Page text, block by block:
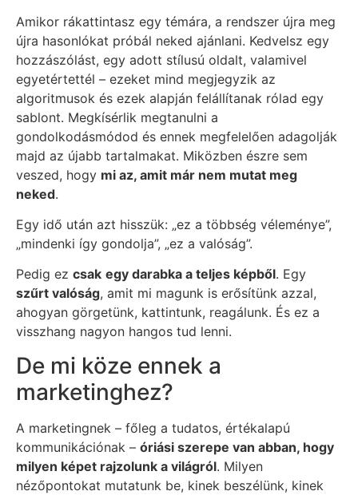
Amikor rákattintasz egy témára, a rendszer újra meg
újra hasonlókat próbál neked ajánlani. Kedvelsz egy
hozzászólást, egy adott stílusú oldalt, valamivel
egyetértettél – ezeket mind megjegyzik az
algoritmusok és ezek alapján felállítanak rólad egy
sablont. Megkísérlik megtanulni a
gondolkodásmódod és ennek megfelelően adagolják
majd az újabb tartalmakat. Miközben észre sem
veszed, hogy mi az, amit már nem mutat meg
neked.
Egy idő után azt hisszük: „ez a többség véleménye”,
„mindenki így gondolja”, „ez a valóság”.
Pedig ez csak egy darabka a teljes képből. Egy
szűrt valóság, amit mi magunk is erősítünk azzal,
ahogyan görgetünk, kattintunk, reagálunk. És ez a
visszhang nagyon hangos tud lenni.
De mi köze ennek a
marketinghez?
A marketingnek – főleg a tudatos, értékalapú
kommunikációnak – óriási szerepe van abban, hogy
milyen képet rajzolunk a világról. Milyen
nézőpontokat mutatunk be, kinek beszélünk, kinek